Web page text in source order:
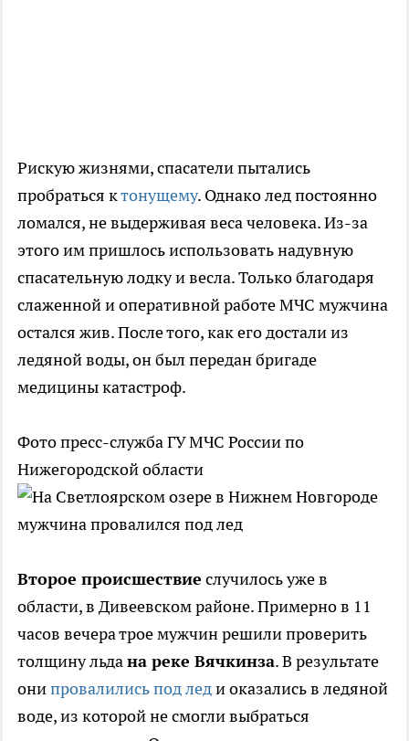
Рискую жизнями, спасатели пытались
пробраться ктонущему. Однако лед постоянно
ломался, не выдерживая веса человека. Из-за
этого им пришлось использовать надувную
спасательную лодку и весла. Только благодаря
слаженной и оперативной работе МЧС мужчина
остался жив. После того, как его достали из
ледяной воды, он был передан бригаде
медицины катастроф.
Фото пресс-служба ГУ МЧС России по
Нижегородской области
Второе происшествие случилось уже в
области, в Дивеевском районе. Примерно в 11
часов вечера трое мужчин решили проверить
толщину льдана реке Вячкинза. В результате
онипровалились под леди оказались в ледяной
воде, из которой не смогли выбраться